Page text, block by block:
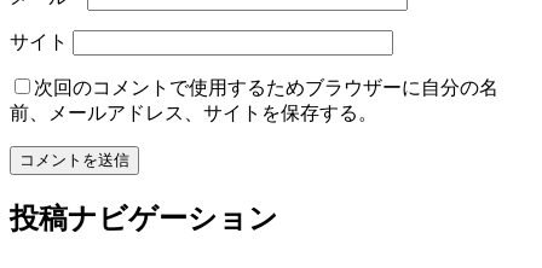
サイト
次回のコメントで使用するためブラウザーに自分の名
前、メールアドレス、サイトを保存する。
投稿ナビゲーション